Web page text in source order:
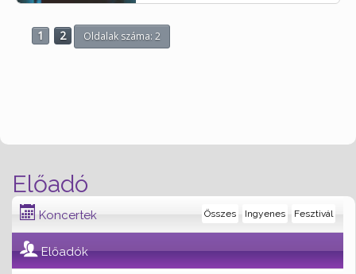
Előadó
Koncertek Fesztivál
Ingyenes
Összes
Előadók
1 2 Oldalak száma: 2